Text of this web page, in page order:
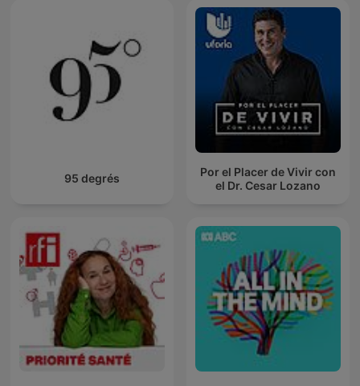
95 degrés
Por el Placer de Vivir con
el Dr. Cesar Lozano